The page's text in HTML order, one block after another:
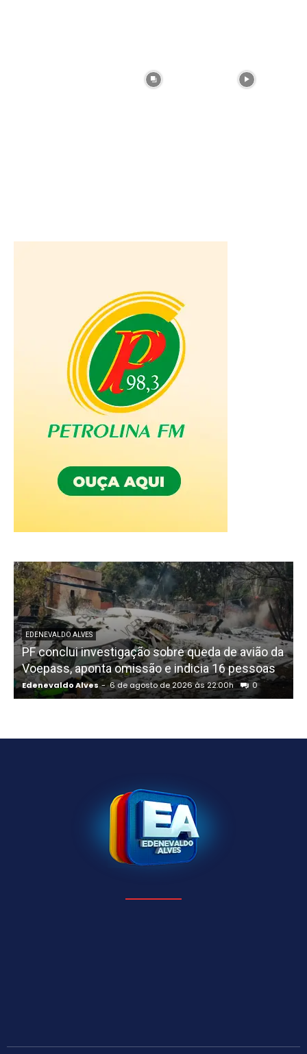
EDENEVALDO ALVES
PF conclui investigação sobre queda de avião da
Voepass, aponta omissão e indicia 16 pessoas
Edenevaldo Alves - 6 de agosto de 2026 às 22:00h 0